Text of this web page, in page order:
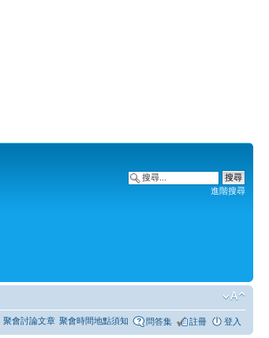
進階搜尋
聚會討論文章 聚會時間地點須知 問答集 註冊 登入